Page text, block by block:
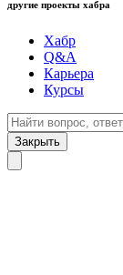
другие проекты хабра
Хабр
Q&A
Карьера
Курсы
Закрыть